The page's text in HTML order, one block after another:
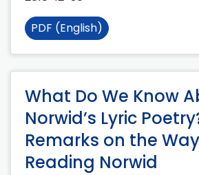
PDF (English)
What Do We Know
Norwid’s Lyric
Remarks on the
Reading Norwid